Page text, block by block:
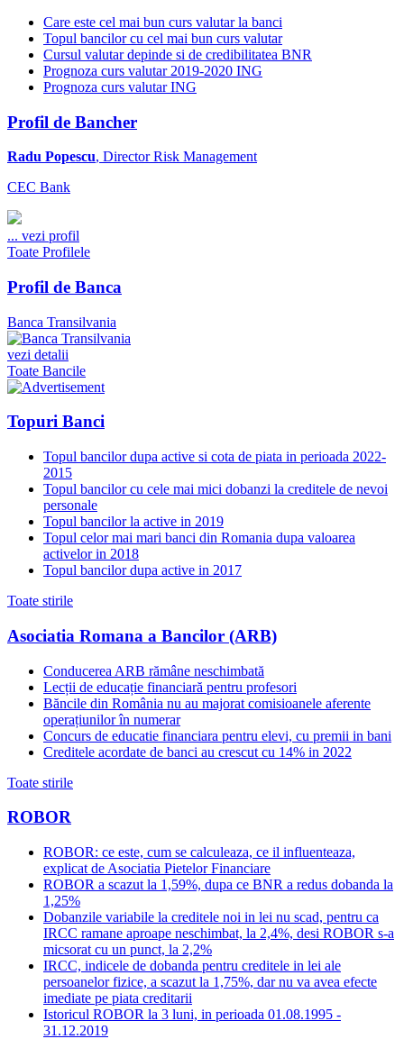
Care este cel mai bun curs valutar la banci
Topul bancilor cu cel mai bun curs valutar
Cursul valutar depinde si de credibilitatea BNR
Prognoza curs valutar 2019-2020 ING
Prognoza curs valutar ING
Profil de Bancher
Radu Popescu, Director Risk Management
CEC Bank
... vezi profil
Toate Profilele
Profil de Banca
Banca Transilvania
vezi detalii
Toate Bancile
Topuri Banci
Topul bancilor dupa active si cota de piata in perioada 2022-
2015
Topul bancilor cu cele mai mici dobanzi la creditele de nevoi
personale
Topul bancilor la active in 2019
Topul celor mai mari banci din Romania dupa valoarea
activelor in 2018
Topul bancilor dupa active in 2017
Toate stirile
Asociatia Romana a Bancilor (ARB)
Conducerea ARB rămâne neschimbată
Lecții de educație financiară pentru profesori
Băncile din România nu au majorat comisioanele aferente
operațiunilor în numerar
Concurs de educatie financiara pentru elevi, cu premii in bani
Creditele acordate de banci au crescut cu 14% in 2022
Toate stirile
ROBOR
ROBOR: ce este, cum se calculeaza, ce il influenteaza,
explicat de Asociatia Pietelor Financiare
ROBOR a scazut la 1,59%, dupa ce BNR a redus dobanda la
1,25%
Dobanzile variabile la creditele noi in lei nu scad, pentru ca
IRCC ramane aproape neschimbat, la 2,4%, desi ROBOR s-a
micsorat cu un punct, la 2,2%
IRCC, indicele de dobanda pentru creditele in lei ale
persoanelor fizice, a scazut la 1,75%, dar nu va avea efecte
imediate pe piata creditarii
Istoricul ROBOR la 3 luni, in perioada 01.08.1995 -
31.12.2019